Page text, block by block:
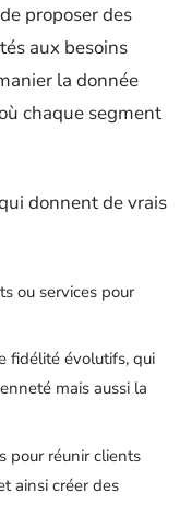
proposer des
aux besoins
la donnée
chaque segment
donnent de vrais
ou services pour
fidélité évolutifs, qui
mais aussi la
pour réunir clients
ainsi créer des